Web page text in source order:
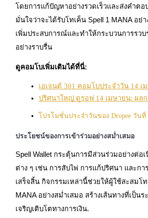
กลยุทธ์การซื้อขาย
เรียนรู้วิธีการรักษาผลกำไร
ได้รับ
โดยการแก้ปัญหาอย่างรวดเร็วและส่งคำตอ
มั่นใจว่าจะได้รับโทเค็น Spell 1 MANA อย่
เพิ่มประสบการณ์และทำให้กระบวนการรวบ
อย่างราบรื่น
ดูคอมโบเพิ่มเติมได้ที่นี่:
เอเจนต์ 301 คอมโบประจำวัน 14
ปริศนาใหญ่ ดูรอฟ 14 เมษายน: ผล
โปรโมชั่นประจำวันของ Dropee วัน
ประโยชน์ของการเข้าร่วมอย่างสม่ำเสมอ
Spell Wallet กระตุ้นการมีส่วนร่วมอย่างต่อ
ต่าง ๆ เช่น การสับไพ่ การแก้ปริศนา และกา
เสร็จสิ้น กิจกรรมเหล่านี้ช่วยให้ผู้ใช้สะสมโ
MANAอย่างสม่ำเสมอ สร้างเส้นทางที่เป็นร
เจริญเติบโตทางการเงิน.